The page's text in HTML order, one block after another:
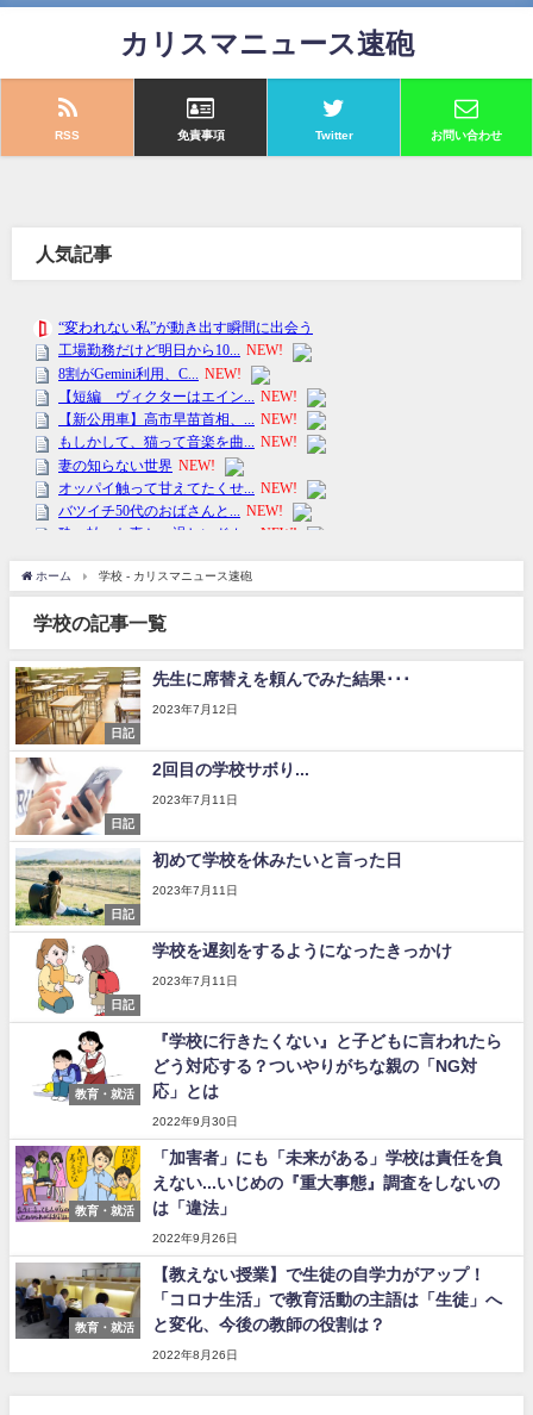
カリスマニュース速砲
RSS 免責事項 Twitter お問い合わせ
人気記事
ホーム 学校 - カリスマニュース速砲
学校の記事一覧
日記
先生に席替えを頼んでみた結果･･･
2023年7月12日
日記
2回目の学校サボり...
2023年7月11日
日記
初めて学校を休みたいと言った日
2023年7月11日
日記
学校を遅刻をするようになったきっかけ
2023年7月11日
教育・就活
『学校に行きたくない』と子どもに言われたら
どう対応する？ついやりがちな親の「NG対
応」とは
2022年9月30日
教育・就活
「加害者」にも「未来がある」学校は責任を負
えない...いじめの『重大事態』調査をしないの
は「違法」
2022年9月26日
教育・就活
【教えない授業】で生徒の自学力がアップ！
「コロナ生活」で教育活動の主語は「生徒」へ
と変化、今後の教師の役割は？
2022年8月26日